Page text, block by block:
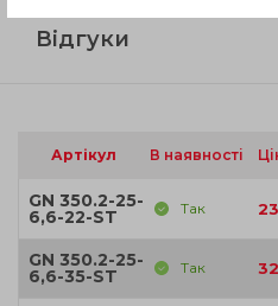
Відгуки
Артікул В наявності
GN 350.2-25-
6,6-22-ST Так
GN 350.2-25-
6,6-35-ST Так